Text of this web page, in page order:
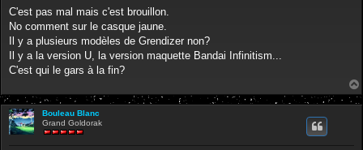
s
a
g
e
C'est pas mal mais c'est brouillon.
No comment sur le casque jaune.
Il y a plusieurs modèles de Grendizer non?
Il y a la version U, la version maquette Bandai Infinitism...
C'est qui le gars à la fin?
Bouleau Blanc
Grand Goldorak